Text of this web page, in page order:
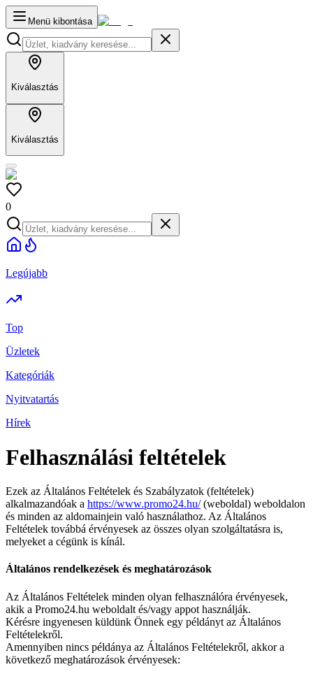
Menü kibontása
Kiválasztás
Kiválasztás
0
Legújabb
Top
Üzletek
Kategóriák
Nyitvatartás
Hírek
Felhasználási feltételek
Ezek az Általános Feltételek és Szabályzatok (feltételek)
alkalmazandóak a https://www.promo24.hu/(weboldal) weboldalon
és minden az aldomainjein való használathoz. Az Általános
Feltételek továbbá érvényesek az összes olyan szolgáltatásra is,
melyeket a cégünk is kínál.
Általános rendelkezések és meghatározások
Az Általános Feltételek minden olyan felhasználóra érvényesek,
akik a Promo24.hu weboldalt és/vagy appot használják.
Kérésre ingyenesen küldünk Önnek egy példányt az Általános
Feltételekről.
Amennyiben nincs példánya az Általános Feltételekről, akkor a
következő meghatározások érvényesek: